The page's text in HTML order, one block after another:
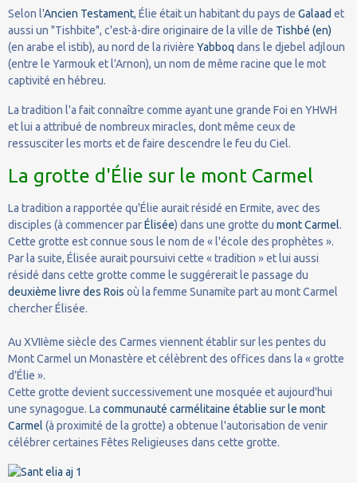
Selon l'Ancien Testament, Élie était un habitant du pays de Galaad et
aussi un "Tishbite", c'est-à-dire originaire de la ville de Tishbé (en)
(en arabe el istib), au nord de la rivière Yabboq dans le djebel adjloun
(entre le Yarmouk et l'Arnon), un nom de même racine que le mot
captivité en hébreu.
La tradition l'a fait connaître comme ayant une grande Foi en YHWH
et lui a attribué de nombreux miracles, dont même ceux de
ressusciter les morts et de faire descendre le feu du Ciel.
La grotte d'Élie sur le mont Carmel
La tradition a rapportée qu'Élie aurait résidé en Ermite, avec des
disciples (à commencer parÉlisée) dans une grotte du mont Carmel.
Cette grotte est connue sous le nom de « l'école des prophètes ».
Par la suite, Élisée aurait poursuivi cette « tradition » et lui aussi
résidé dans cette grotte comme le suggérerait le passage du
deuxième livre des Rois où la femme Sunamite part au mont Carmel
chercher Élisée.
Au XVIIème siècle des Carmes viennent établir sur les pentes du
Mont Carmel un Monastère et célèbrent des offices dans la « grotte
d’Élie ».
Cette grotte devient successivement une mosquée et aujourd'hui
une synagogue. La communauté carmélitaine établie sur le mont
Carmel (à proximité de la grotte) a obtenue l'autorisation de venir
célébrer certaines Fêtes Religieuses dans cette grotte.